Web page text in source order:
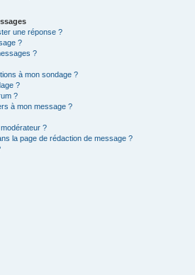
une réponse ?
?
?
à mon sondage ?
?
?
à mon message ?
?
la page de rédaction de message ?